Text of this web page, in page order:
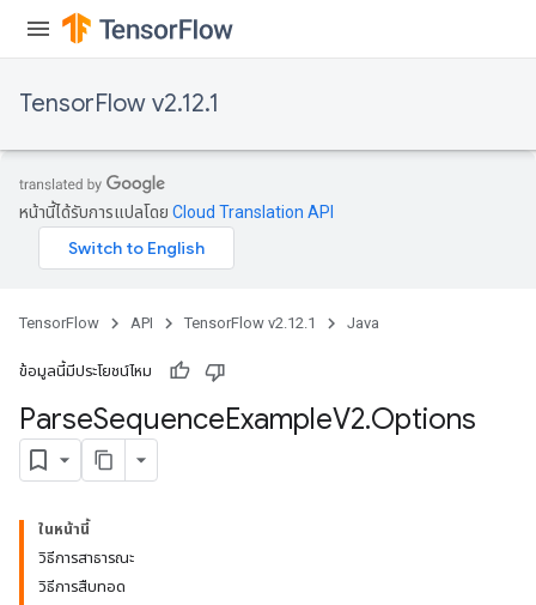
TensorFlow v2.12.1
หน้านี้ได้รับการแปลโดย Cloud Translation API
TensorFlow API TensorFlow v2.12.1 Java
ข้อมูลนี้มีประโยชน์ไหม
ParseSequenceExampleV2.Options
ในหน้านี้
วิธีการสาธารณะ
วิธีการสืบทอด